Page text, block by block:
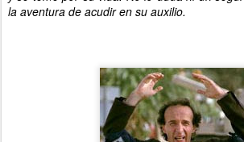
la aventura de acudir en su auxilio.